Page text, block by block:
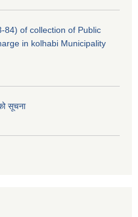
84) of collection of Public
in kolhabi Municipality
सूचना